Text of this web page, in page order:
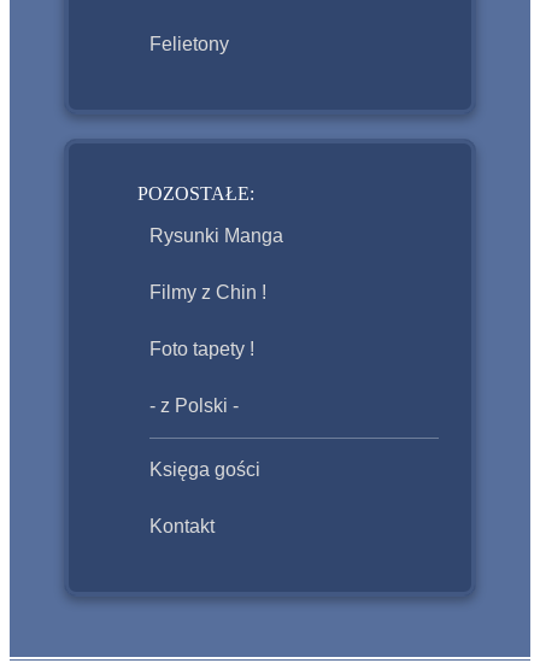
Felietony
POZOSTAŁE:
Rysunki Manga
Filmy z Chin !
Foto tapety !
- z Polski -
Księga gości
Kontakt